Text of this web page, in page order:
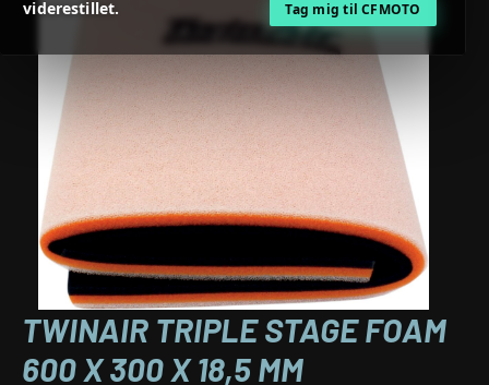
viderestillet.
Tag mig til CFMOTO
TWINAIR TRIPLE STAGE FOAM
600 X 300 X 18,5 MM